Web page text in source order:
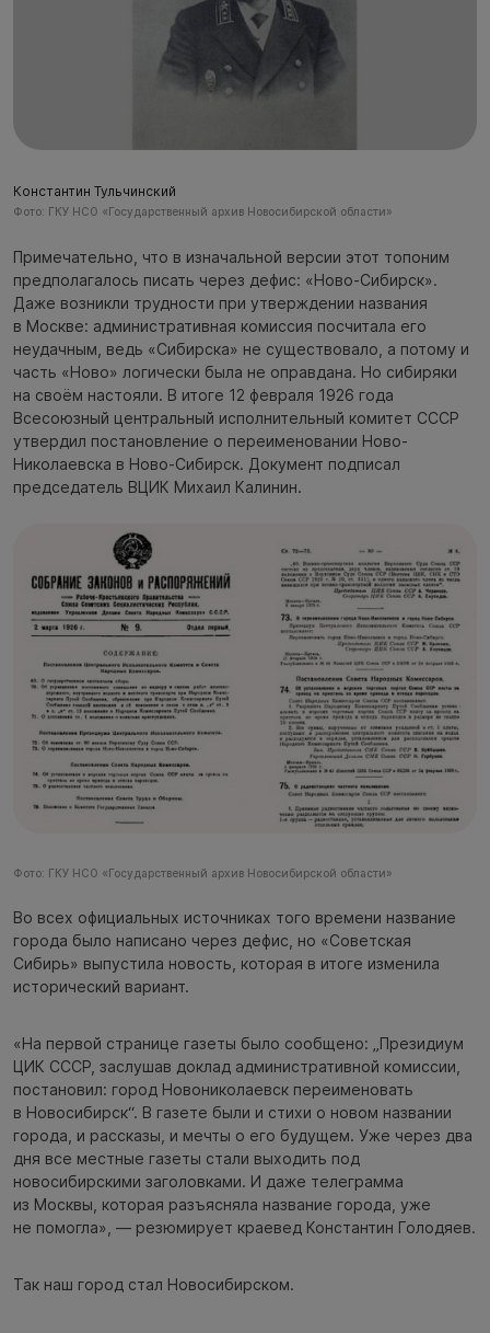
Константин Тульчинский
Фото: ГКУ НСО «Государственный архив Новосибирской области»
Примечательно, что в изначальной версии этот топоним
предполагалось писать через дефис: «Ново-Сибирск».
Даже возникли трудности при утверждении названия
в Москве: административная комиссия посчитала его
неудачным, ведь «Сибирска» не существовало, а потому и
часть «Ново» логически была не оправдана. Но сибиряки
на своём настояли. В итоге 12 февраля 1926 года
Всесоюзный центральный исполнительный комитет СССР
утвердил постановление о переименовании Ново-
Николаевска в Ново-Сибирск. Документ подписал
председатель ВЦИК Михаил Калинин.
Фото: ГКУ НСО «Государственный архив Новосибирской области»
Во всех официальных источниках того времени название
города было написано через дефис, но «Советская
Сибирь» выпустила новость, которая в итоге изменила
исторический вариант.
«На первой странице газеты было сообщено: „Президиум
ЦИК СССР, заслушав доклад административной комиссии,
постановил: город Новониколаевск переименовать
в Новосибирск“. В газете были и стихи о новом названии
города, и рассказы, и мечты о его будущем. Уже через два
дня все местные газеты стали выходить под
новосибирскими заголовками. И даже телеграмма
из Москвы, которая разъясняла название города, уже
не помогла», — резюмирует краевед Константин Голодяев.
Так наш город стал Новосибирском.